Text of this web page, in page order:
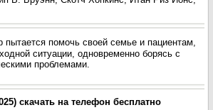
пытается помочь своей семье и пациентам,
ситуации, одновременно борясь с
проблемами.
скачать на телефон бесплатно